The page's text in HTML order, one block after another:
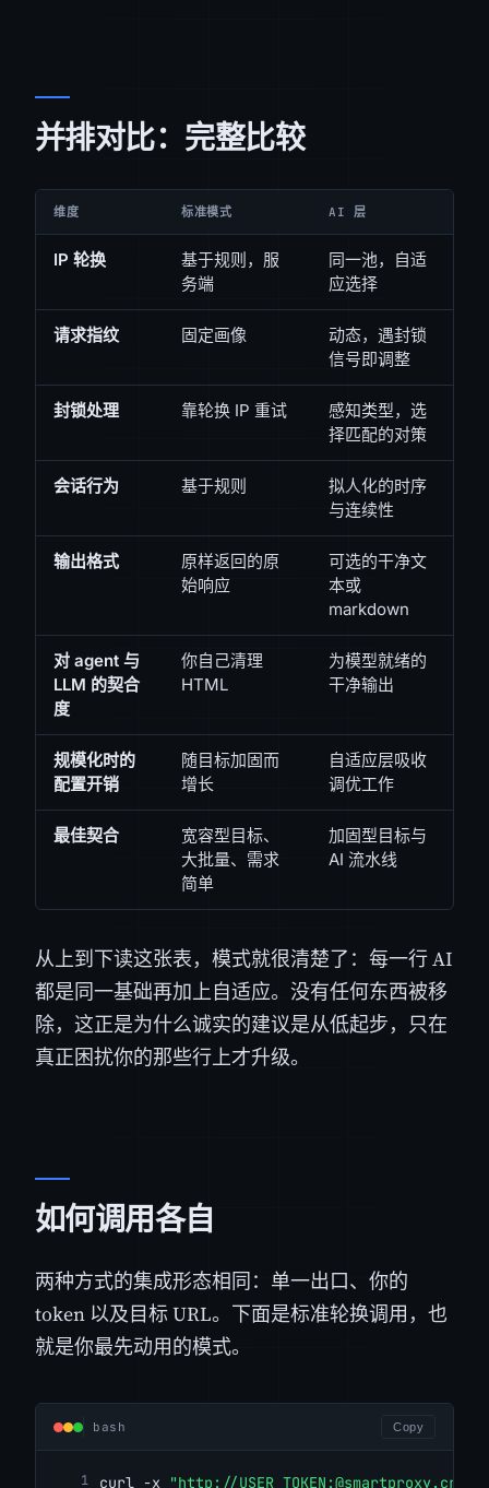
并排对比：完整比较
维度 标准模式 AI 层
IP 轮换
基于规则，服
务端
同一池，自适
应选择
请求指纹 固定画像
动态，遇封锁
信号即调整
封锁处理 靠轮换 IP 重试
感知类型，选
择匹配的对策
会话行为 基于规则
拟人化的时序
与连续性
输出格式
原样返回的原
始响应
可选的干净文
本或
markdown
对 agent 与
LLM 的契合
度
你自己清理
HTML
为模型就绪的
干净输出
规模化时的
配置开销
随目标加固而
增长
自适应层吸收
调优工作
最佳契合
宽容型目标、
大批量、需求
简单
加固型目标与
AI 流水线
从上到下读这张表，模式就很清楚了：每一行 AI
都是同一基础再加上自适应。没有任何东西被移
除，这正是为什么诚实的建议是从低起步，只在
真正困扰你的那些行上才升级。
如何调用各自
两种方式的集成形态相同：单一出口、你的
token 以及目标 URL。下面是标准轮换调用，也
就是你最先动用的模式。
bash Copy
curl -x "http://